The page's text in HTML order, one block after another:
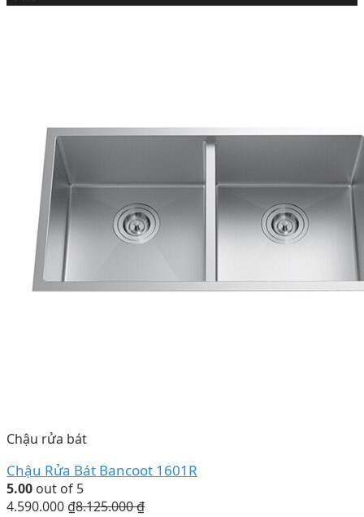
Chậu rửa bát
Chậu Rửa Bát Bancoot 1601R
5.00 out of 5
4.590.000 ₫8.125.000₫